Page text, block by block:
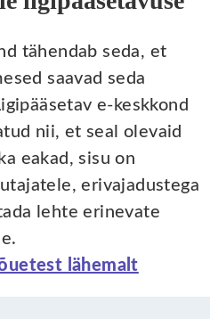
tähendab seda, et
saavad seda
e-keskkond
nii, et seal olevaid
eakad, sisu on
erivajadustega
lehte erinevate
lähemalt